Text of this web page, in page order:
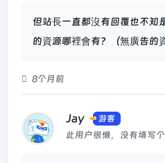
但站長一直都沒有回覆也不知
的資源哪裡會有？（無廣告的
8个月前
Jay 游客
此用户很懒，没有填写